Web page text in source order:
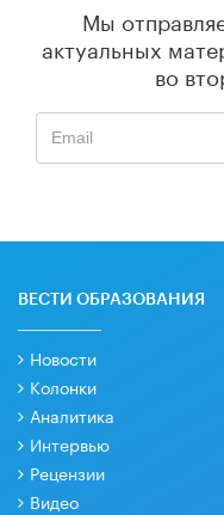
Мы
актуальных
во
ВЕСТИ ОБРАЗОВАНИЯ
Новости
Колонки
Аналитика
Интервью
Рецензии
Видео